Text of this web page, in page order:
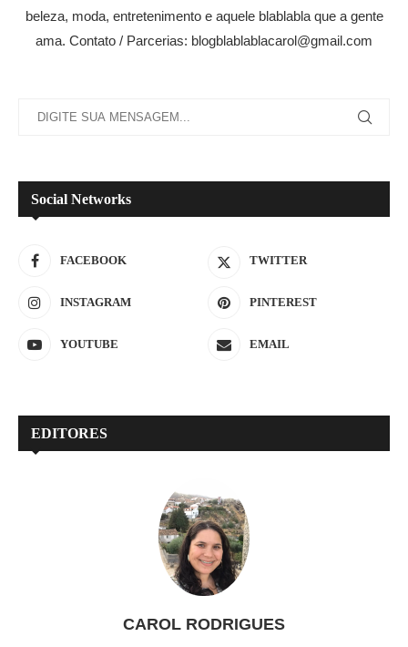
beleza, moda, entretenimento e aquele blablabla que a gente
ama. Contato / Parcerias: blogblablablacarol@gmail.com
Social Networks
FACEBOOK TWITTER
INSTAGRAM PINTEREST
YOUTUBE EMAIL
EDITORES
CAROL RODRIGUES